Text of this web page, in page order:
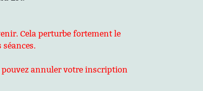
Cela perturbe fortement le
pouvez annuler votre inscription